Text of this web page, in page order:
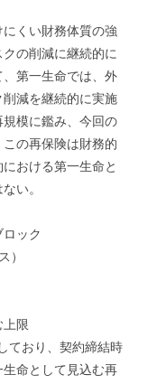
くい財務体質の強
の削減に継続的に
第一生命では、外
減を継続的に実施
模に鑑み、今回の
の再保険は財務的
おける第一生命と
い。
ック
）
上限
ており、契約締結時
命として見込む再